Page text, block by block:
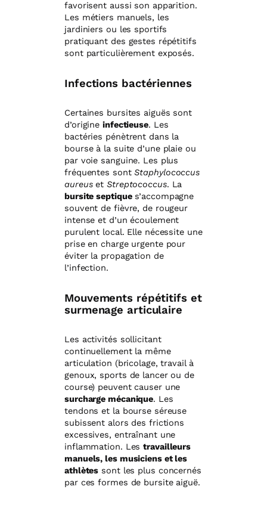
favorisent aussi son apparition.
Les métiers manuels, les
jardiniers ou les sportifs
pratiquant des gestes répétitifs
sont particulièrement exposés.
Infections bactériennes
Certaines bursites aiguës sont
d’origine infectieuse. Les
bactéries pénètrent dans la
bourse à la suite d’une plaie ou
par voie sanguine. Les plus
fréquentes sontStaphylococcus
aureusetStreptococcus. La
bursite septiques’accompagne
souvent de fièvre, de rougeur
intense et d’un écoulement
purulent local. Elle nécessite une
prise en charge urgente pour
éviter la propagation de
l’infection.
Mouvements répétitifs et
surmenage articulaire
Les activités sollicitant
continuellement la même
articulation (bricolage, travail à
genoux, sports de lancer ou de
course) peuvent causer une
surcharge mécanique. Les
tendons et la bourse séreuse
subissent alors des frictions
excessives, entraînant une
inflammation. Lestravailleurs
manuels, les musiciens et les
athlètes sont les plus concernés
par ces formes de bursite aiguë.